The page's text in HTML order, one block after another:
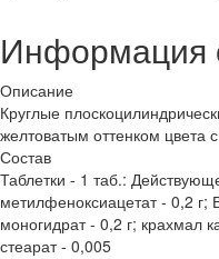
Информация
Описание
Круглые
желтоватым оттенком цвета
Состав
Таблетки - 1 таб.:
метилфеноксиацетат - 0,2 г;
моногидрат - 0,2 г; крахмал
стеарат - 0,005